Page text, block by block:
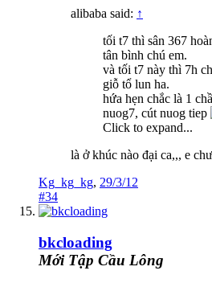
alibaba said: ↑
tối t7 thì sân 367
tân bình chú em.
và tối t7 này thì 7h
giỗ tổ lun ha.
hứa hẹn chắc là 1
nuog7, cút nuog tiep
Click to expand...
là ở khúc nào đại ca,,, e
Kg_kg_kg, 29/3/12
#34
bkcloading
Mới Tập Cầu Lông